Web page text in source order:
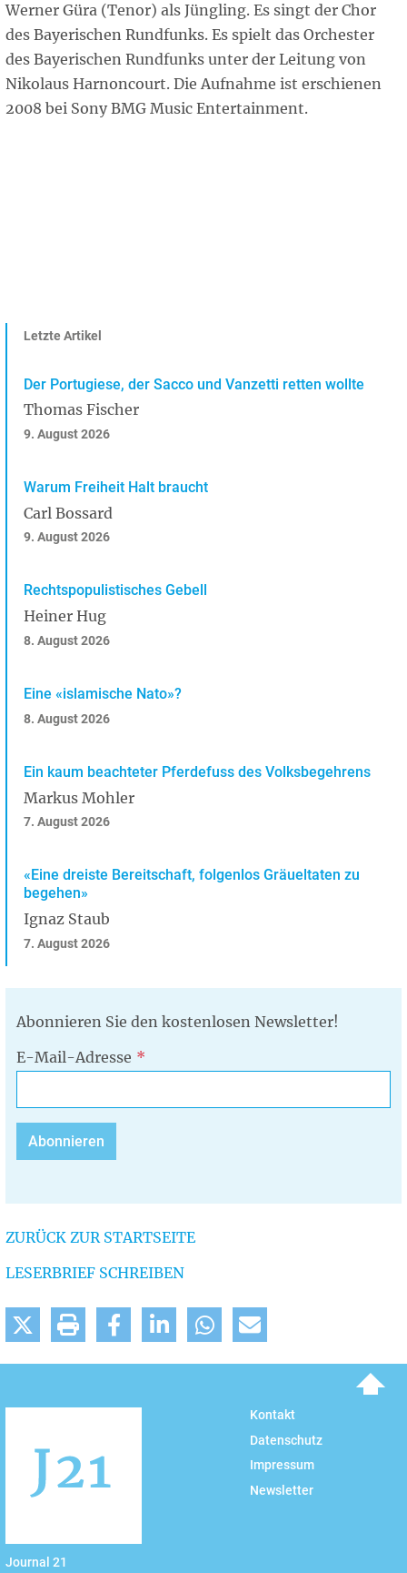
Werner Güra (Tenor) als Jüngling. Es singt der Chor
des Bayerischen Rundfunks. Es spielt das Orchester
des Bayerischen Rundfunks unter der Leitung von
Nikolaus Harnoncourt. Die Aufnahme ist erschienen
2008 bei Sony BMG Music Entertainment.
Letzte Artikel
Der Portugiese, der Sacco und Vanzetti retten wollte
Thomas Fischer
9. August 2026
Warum Freiheit Halt braucht
Carl Bossard
9. August 2026
Rechtspopulistisches Gebell
Heiner Hug
8. August 2026
Eine «islamische Nato»?
8. August 2026
Ein kaum beachteter Pferdefuss des Volksbegehrens
Markus Mohler
7. August 2026
«Eine dreiste Bereitschaft, folgenlos Gräueltaten zu
begehen»
Ignaz Staub
7. August 2026
Abonnieren Sie den kostenlosen Newsletter!
E-Mail-Adresse
ZURÜCK ZUR STARTSEITE
LESERBRIEF SCHREIBEN
Journal 21
Kontakt
Datenschutz
Impressum
Newsletter